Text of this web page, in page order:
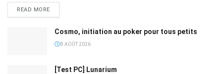
READ MORE
Cosmo, initiation au poker pour tous petits
8 AOÛT 2026
[Test PC] Lunarium